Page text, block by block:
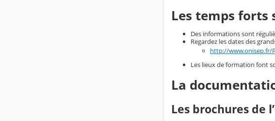
Les temps
Des informations sont
Regardez les dates des
http://www.onisep.fr/
Les lieux de formation font
La
Les brochures de